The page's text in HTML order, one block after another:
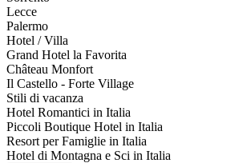
Lecce
Palermo
Hotel / Villa
Grand Hotel la Favorita
Château Monfort
Il Castello - Forte Village
Stili di vacanza
Hotel Romantici in Italia
Piccoli Boutique Hotel in Italia
Resort per Famiglie in Italia
Hotel di Montagna e Sci in Italia